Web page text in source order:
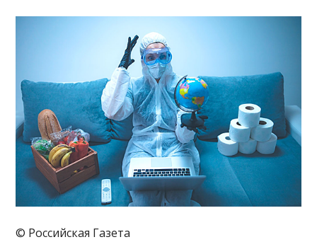
© Российская Газета